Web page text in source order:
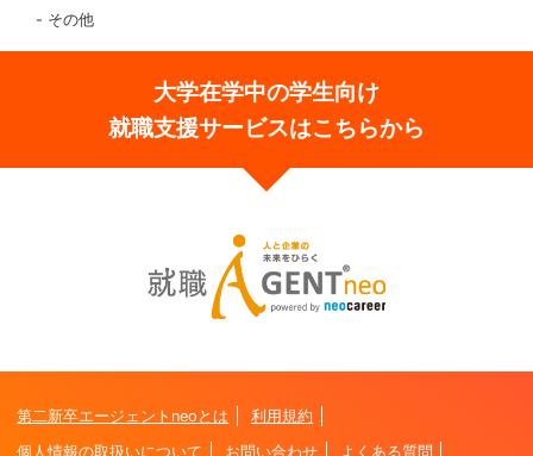
その他
大学在学中の学生向け
就職支援サービスはこちらから
第二新卒エージェントneoとは
利用規約
個人情報の取扱いについて
お問い合わせ よくある質問